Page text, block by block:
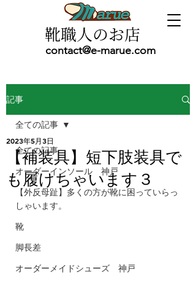
contact@e-marue.com
靴職人のお店
記事
全ての記事
オーダーインソール 神戸
【外反母趾】多くの方が靴に困っていらっ
しゃいます。
靴
脚長差
オーダーメイドシューズ 神戸
全ての記事
【補装具】短下肢装具で
も履けちゃいます３
2023年5月3日